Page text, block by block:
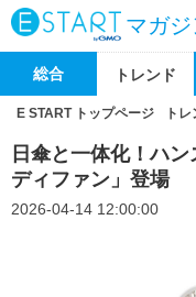
マガジ
総合 トレンド
E START トップページ ト
日傘と一体化！ハ
ディファン」登場
2026-04-14 12:00:00